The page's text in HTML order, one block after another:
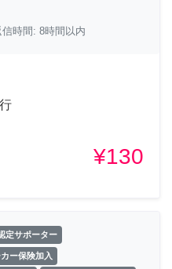
信時間: 8時間以内
¥130
定サポーター
ー保険加入